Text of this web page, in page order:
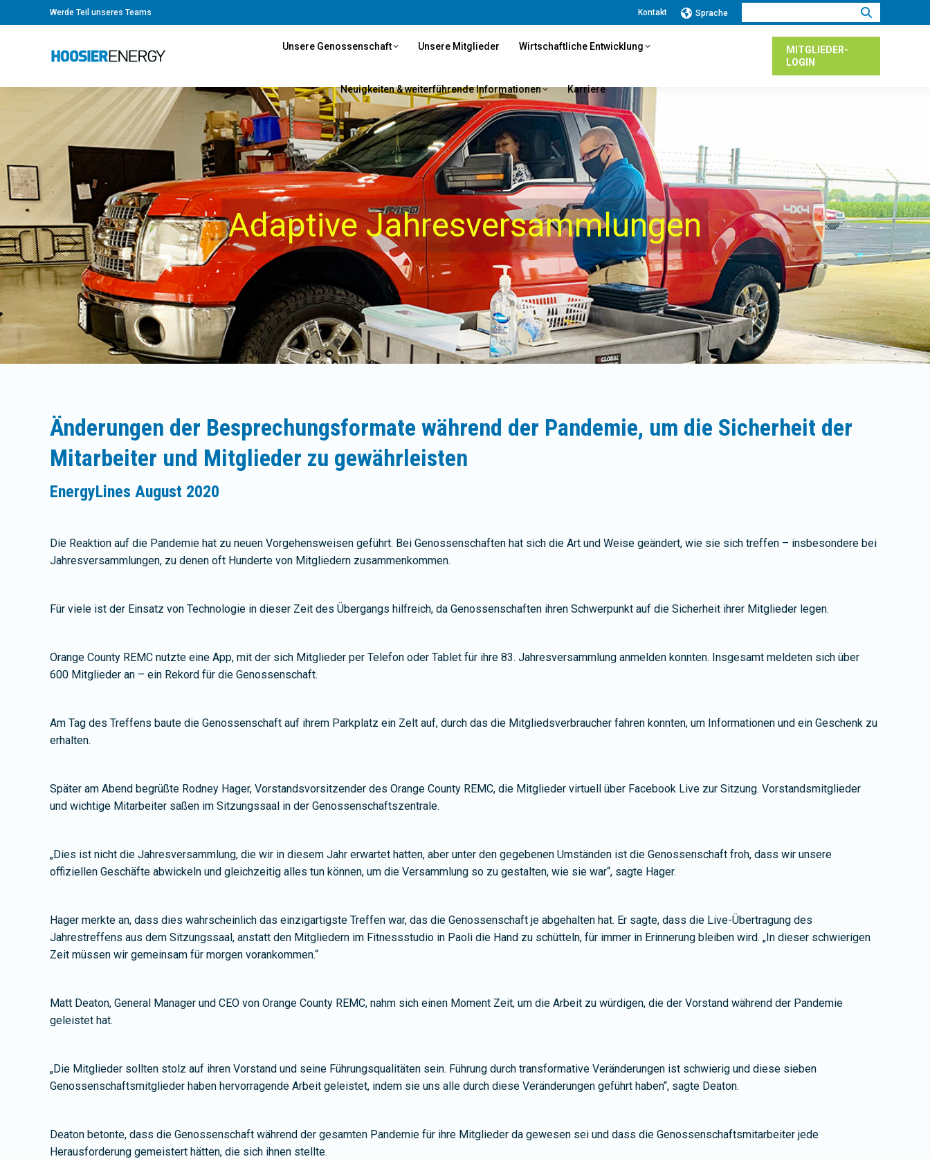
Werde Teil unseres Teams Kontakt Sprache
Unsere Genossenschaft Unsere Mitglieder Wirtschaftliche Entwicklung
Neuigkeiten & weiterführende Informationen Karriere
MITGLIEDER-
LOGIN
Adaptive Jahresversammlungen
Änderungen der Besprechungsformate während der Pandemie, um die Sicherheit der
Mitarbeiter und Mitglieder zu gewährleisten
EnergyLines August 2020
Die Reaktion auf die Pandemie hat zu neuen Vorgehensweisen geführt. Bei Genossenschaften hat sich die Art und Weise geändert, wie sie sich treffen – insbesondere bei
Jahresversammlungen, zu denen oft Hunderte von Mitgliedern zusammenkommen.
Für viele ist der Einsatz von Technologie in dieser Zeit des Übergangs hilfreich, da Genossenschaften ihren Schwerpunkt auf die Sicherheit ihrer Mitglieder legen.
Orange County REMC nutzte eine App, mit der sich Mitglieder per Telefon oder Tablet für ihre 83. Jahresversammlung anmelden konnten. Insgesamt meldeten sich über
600 Mitglieder an – ein Rekord für die Genossenschaft.
Am Tag des Treffens baute die Genossenschaft auf ihrem Parkplatz ein Zelt auf, durch das die Mitgliedsverbraucher fahren konnten, um Informationen und ein Geschenk zu
erhalten.
Später am Abend begrüßte Rodney Hager, Vorstandsvorsitzender des Orange County REMC, die Mitglieder virtuell über Facebook Live zur Sitzung. Vorstandsmitglieder
und wichtige Mitarbeiter saßen im Sitzungssaal in der Genossenschaftszentrale.
„Dies ist nicht die Jahresversammlung, die wir in diesem Jahr erwartet hatten, aber unter den gegebenen Umständen ist die Genossenschaft froh, dass wir unsere
offiziellen Geschäfte abwickeln und gleichzeitig alles tun können, um die Versammlung so zu gestalten, wie sie war“, sagte Hager.
Hager merkte an, dass dies wahrscheinlich das einzigartigste Treffen war, das die Genossenschaft je abgehalten hat. Er sagte, dass die Live-Übertragung des
Jahrestreffens aus dem Sitzungssaal, anstatt den Mitgliedern im Fitnessstudio in Paoli die Hand zu schütteln, für immer in Erinnerung bleiben wird. „In dieser schwierigen
Zeit müssen wir gemeinsam für morgen vorankommen.“
Matt Deaton, General Manager und CEO von Orange County REMC, nahm sich einen Moment Zeit, um die Arbeit zu würdigen, die der Vorstand während der Pandemie
geleistet hat.
„Die Mitglieder sollten stolz auf ihren Vorstand und seine Führungsqualitäten sein. Führung durch transformative Veränderungen ist schwierig und diese sieben
Genossenschaftsmitglieder haben hervorragende Arbeit geleistet, indem sie uns alle durch diese Veränderungen geführt haben“, sagte Deaton.
Deaton betonte, dass die Genossenschaft während der gesamten Pandemie für ihre Mitglieder da gewesen sei und dass die Genossenschaftsmitarbeiter jede
Herausforderung gemeistert hätten, die sich ihnen stellte.